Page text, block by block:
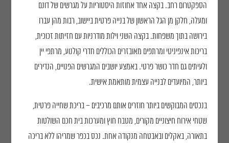
הספקטרום רחב. בקצה אחד אחוזות היסטוריות על מגרשים של דונם
ומעלה, חלקן מן הגל הראשון של בנייה פרטית ביישוב, רבות מהן עברו
בירושה בתוך משפחות. בקצה השני וילות מודרניות עם חזיתות זכוכית,
בריכות אינפיניטי ומרתפים מאובזרים הכוללים חדרי קולנוע, מרתפי יין
ולעיתים גם חדר כושר פרטי. באמצע יושבים המגרשים הפנויים, הנדירים
ביותר, המיועדים לבנייה עצמית מותאמת אישית.
בנכסים המבוקשים ביותר חוזרים אותם מרכיבים – בריכת שחייה פרטית,
שטחי אירוח חיצוניים מקורים, מטבח חוץ ומערכות בית חכם השולטות
בתאורה, באקלים ובאבטחה מנקודה אחת. נכס בכפר שמריהו ללא בריכה